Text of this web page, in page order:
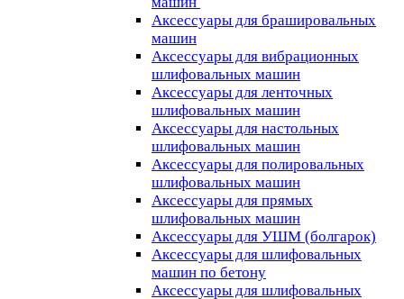
Аксессуары для брашировальных
машин
Аксессуары для вибрационных
шлифовальных машин
Аксессуары для ленточных
шлифовальных машин
Аксессуары для настольных
шлифовальных машин
Аксессуары для полировальных
шлифовальных машин
Аксессуары для прямых
шлифовальных машин
Аксессуары для УШМ (болгарок)
Аксессуары для шлифовальных
машин по бетону
Аксессуары для шлифовальных